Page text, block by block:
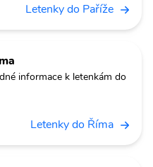
Letenky do Paříže
informace k letenkám do
Letenky do Říma